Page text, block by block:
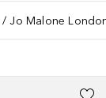
Jo Malone